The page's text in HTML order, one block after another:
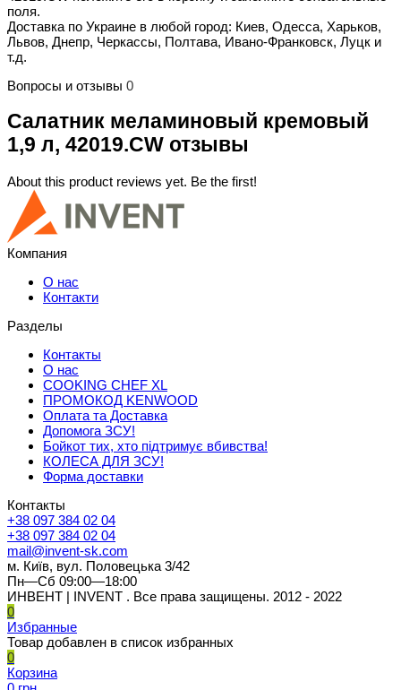
поля.
Доставка по Украине в любой город: Киев, Одесса, Харьков,
Львов, Днепр, Черкассы, Полтава, Ивано-Франковск, Луцк и
т.д.
Вопросы и отзывы 0
Салатник меламиновый кремовый
1,9 л, 42019.CW отзывы
About this product reviews yet. Be the first!
Компания
О нас
Контакти
Разделы
Контакты
О нас
COOKING CHEF XL
ПРОМОКОД KENWOOD
Оплата та Доставка
Допомога ЗСУ!
Бойкот тих, хто підтримує вбивства!
КОЛЕСА ДЛЯ ЗСУ!
Форма доставки
Контакты
+38 097 384 02 04
+38 097 384 02 04
mail@invent-sk.com
м. Київ, вул. Половецька 3/42
Пн—Сб 09:00—18:00
ИНВЕНТ | INVENT . Все права защищены. 2012 - 2022
0
Избранные
Товар добавлен в список избранных
0
Корзина